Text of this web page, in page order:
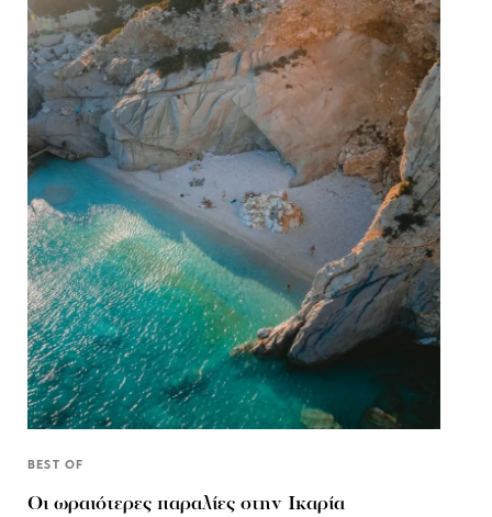
BEST OF
Οι ωραιότερες παραλίες στην Ικαρία